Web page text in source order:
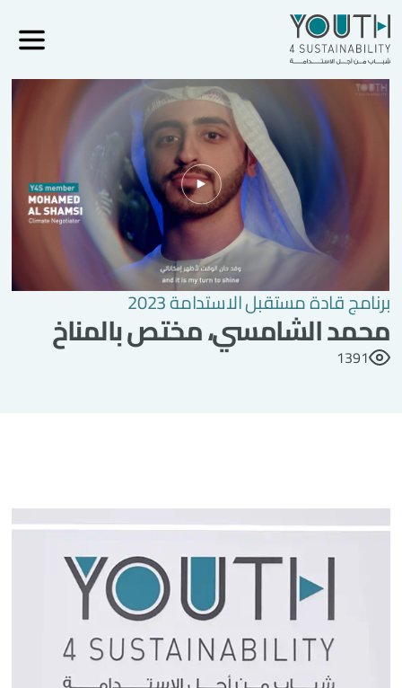
برنامج قادة مستقبل الاستدامة 2023
محمد الشامسي، مختص بالمناخ
1391